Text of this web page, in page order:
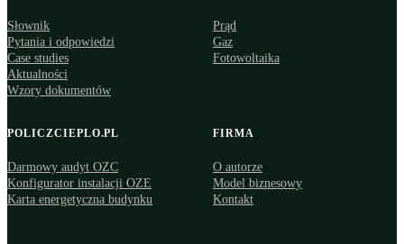
Słownik
Pytania i odpowiedzi
Case studies
Aktualności
Wzory dokumentów
Prąd
Gaz
Fotowoltaika
POLICZCIEPLO.PL
Darmowy audyt OZC
Konfigurator instalacji OZE
Karta energetyczna budynku
FIRMA
O autorze
Model biznesowy
Kontakt